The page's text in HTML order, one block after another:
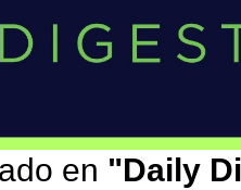
en "Daily